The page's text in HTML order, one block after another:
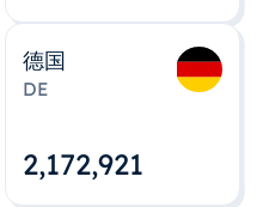
德国
DE
2,172,922